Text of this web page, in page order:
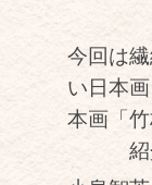
今回は
い日本
本画「